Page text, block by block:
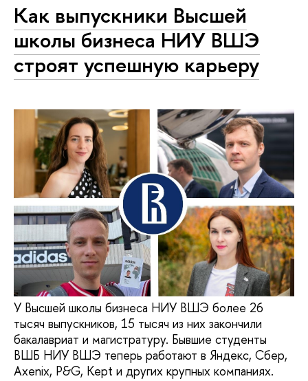
Как выпускники Высшей
школы бизнеса НИУ ВШЭ
строят успешную карьеру
У Высшей школы бизнеса НИУ ВШЭ более 26
тысяч выпускников, 15 тысяч из них закончили
бакалавриат и магистратуру. Бывшие студенты
ВШБ НИУ ВШЭ теперь работают в Яндекс, Сбер,
Axenix, P&G, Kept и других крупных компаниях.